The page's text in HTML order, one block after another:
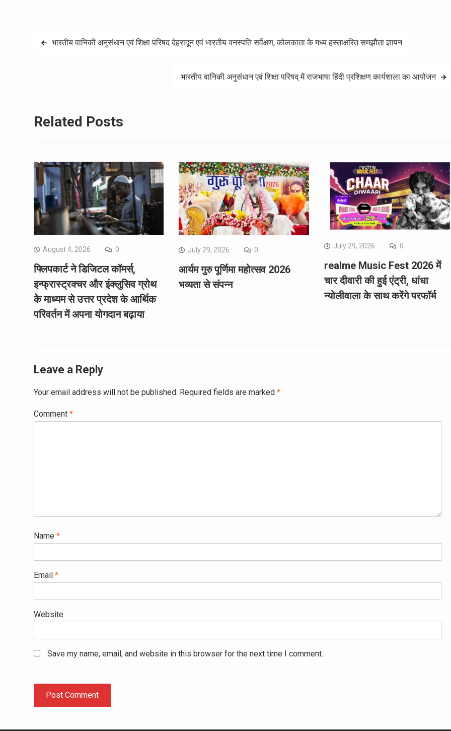
Postभारतीय वानिकी अनुसंधान एवं शिक्षा परिषद देहरादून एवं भारतीय वनस्पति सर्वेक्षण, कोलकाता के मध्य हस्ताक्षरित समझौता ज्ञापन
भारतीय वानिकी अनुसंधान एवं शिक्षा परिषद् में राजभाषा हिंदी प्रशिक्षण कार्यशाला का आयोजन
Related Posts
August 4, 2026 0
फ्लिपकार्ट ने डिजिटल कॉमर्स,
इन्फ्रास्ट्रक्चर और इंक्लुसिव ग्रोथ
के माध्यम से उत्तर प्रदेश के आर्थिक
परिवर्तन में अपना योगदान बढ़ाया
July 29, 2026 0
आर्यम गुरु पूर्णिमा महोत्सव 2026
भव्यता से संपन्न
July 29, 2026 0
realme Music Fest 2026 में
चार दीवारी की हुई एंट्री, धांधा
न्योलीवाला के साथ करेंगे परफॉर्म
Leave a Reply
Your email address will not be published. Required fields are marked *
Comment *
Name *
Email *
Website
Save my name, email, and website in this browser for the next time I comment.